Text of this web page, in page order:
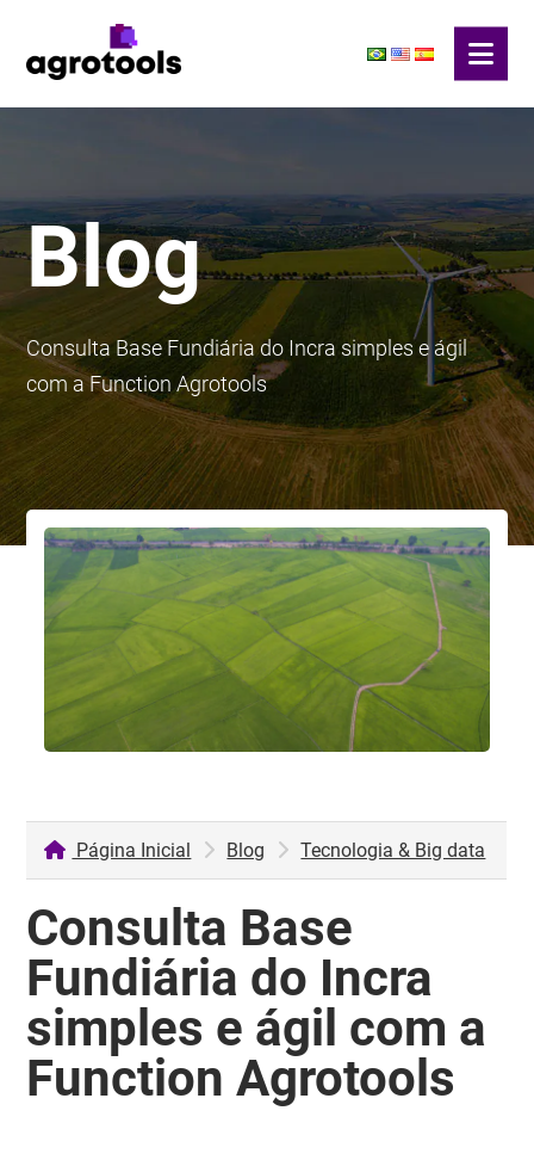
Blog
Consulta Base Fundiária do Incra simples e ágil
com a Function Agrotools
Página Inicial Blog Tecnologia & Big data
Consulta Base
Fundiária do Incra
simples e ágil com a
Function Agrotools